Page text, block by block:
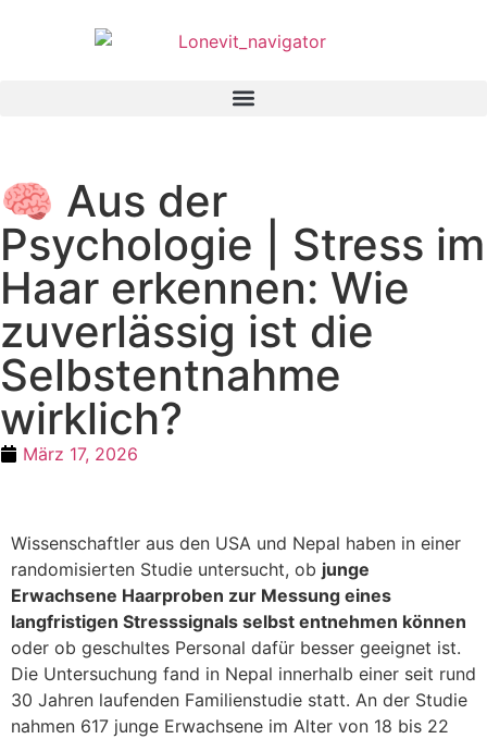
🧠 Aus der
Psychologie | Stress im
Haar erkennen: Wie
zuverlässig ist die
Selbstentnahme
wirklich?
März 17, 2026
Wissenschaftler aus den USA und Nepal haben in einer
randomisierten Studie untersucht, ob junge
Erwachsene Haarproben zur Messung eines
langfristigen Stresssignals selbst entnehmen können
oder ob geschultes Personal dafür besser geeignet ist.
Die Untersuchung fand in Nepal innerhalb einer seit rund
30 Jahren laufenden Familienstudie statt. An der Studie
nahmen 617 junge Erwachsene im Alter von 18 bis 22